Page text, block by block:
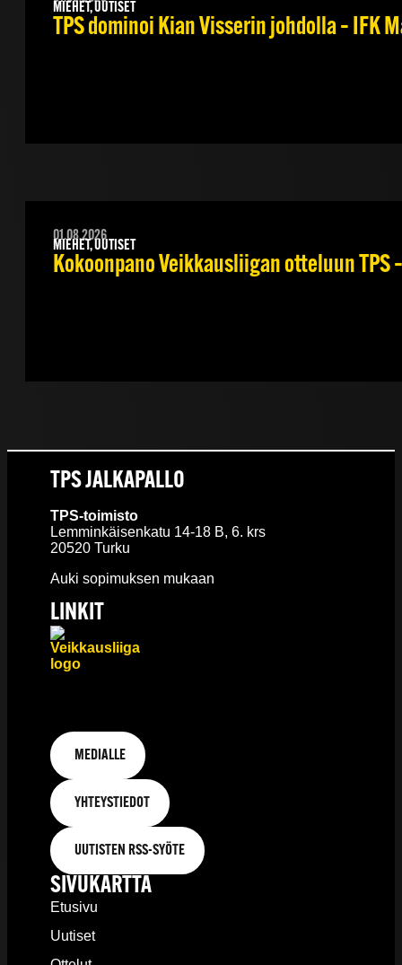
MIEHET, UUTISET
TPS dominoi Kian Visserin johdolla – IFK
01.08.2026
MIEHET, UUTISET
Kokoonpano Veikkausliigan otteluun TPS
TPS JALKAPALLO
TPS-toimisto
Lemminkäisenkatu 14-18 B, 6. krs
20520 Turku
Auki sopimuksen mukaan
LINKIT
MEDIALLE
YHTEYSTIEDOT
UUTISTEN RSS-SYÖTE
SIVUKARTTA
Etusivu
Uutiset